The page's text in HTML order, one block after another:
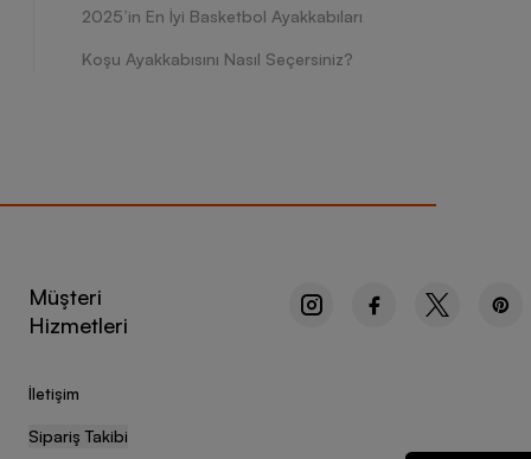
2025’in En İyi Basketbol Ayakkabıları
Koşu Ayakkabısını Nasıl Seçersiniz?
Müşteri
Hizmetleri
İletişim
Sipariş Takibi